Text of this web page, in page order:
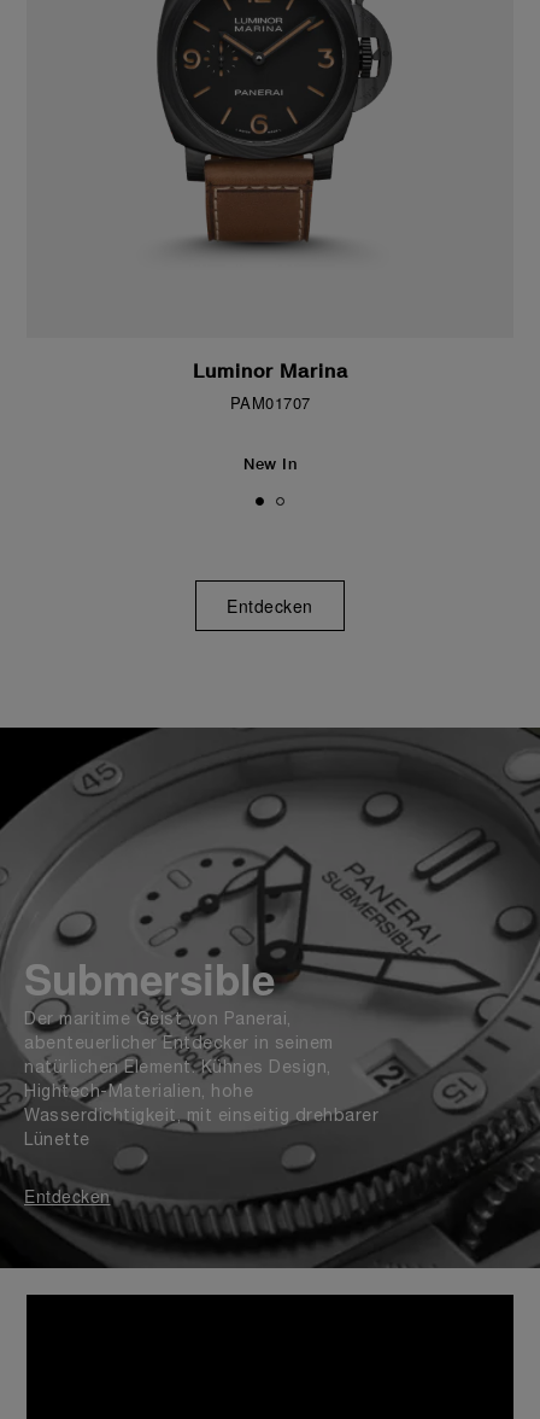
Luminor Marina
PAM01707
New In
Entdecken
Submersible
Der maritime Geist von Panerai,
abenteuerlicher Entdecker in seinem
natürlichen Element. Kühnes Design,
Hightech-Materialien, hohe
Wasserdichtigkeit, mit einseitig drehbarer
Lünette
Entdecken